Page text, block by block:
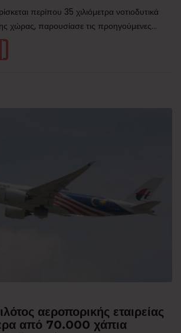
περίπου 35 χιλιόμετρα νοτιοδυτικά
χώρας, παρουσίασε τις προηγούμενες...
αεροπορικής εταιρείας
από 70.000 χάπια